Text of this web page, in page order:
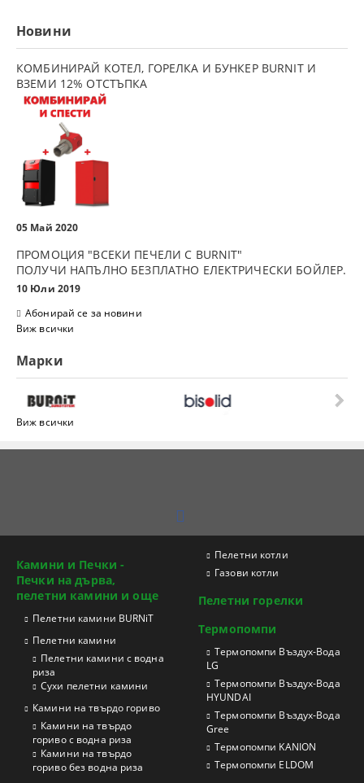
Новини
КОМБИНИРАЙ КОТЕЛ, ГОРЕЛКА И БУНКЕР BURNIT И
ВЗЕМИ 12% ОТСТЪПКА
05 Май 2020
ПРОМОЦИЯ "ВСЕКИ ПЕЧЕЛИ С BURNIT"
ПОЛУЧИ НАПЪЛНО БЕЗПЛАТНО ЕЛЕКТРИЧЕСКИ БОЙЛЕР.
10 Юли 2019
Абонирай се за новини
Виж всички
Марки
Виж всички
Камини и Печки -
Печки на дърва,
пелетни камини и още
Пелетни камини BURNiT
Пелетни камини
Пелетни камини с водна
риза
Сухи пелетни камини
Камини на твърдо гориво
Камини на твърдо
гориво с водна риза
Камини на твърдо
гориво без водна риза
Пелетни котли
Газови котли
Пелетни горелки
Термопомпи
Tермопомпи Въздух-Вода
LG
Термопомпи Въздух-Вода
HYUNDAI
Термопомпи Въздух-Вода
Gree
Термопомпи KANION
Термопомпи ELDOM